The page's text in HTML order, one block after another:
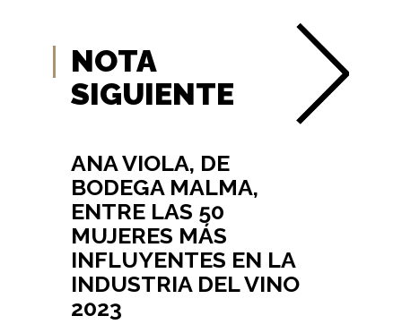
NOTA
SIGUIENTE
ANA VIOLA, DE
BODEGA MALMA,
ENTRE LAS 50
MUJERES MÁS
INFLUYENTES EN LA
INDUSTRIA DEL VINO
2023